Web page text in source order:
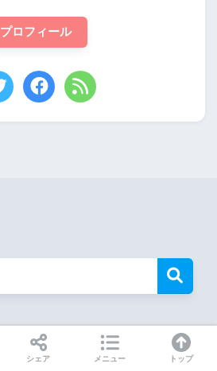
プロフィール
HOME
シェア メニュー トップ